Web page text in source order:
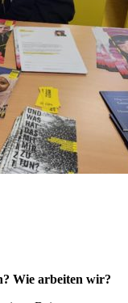
Wie arbeiten wir?